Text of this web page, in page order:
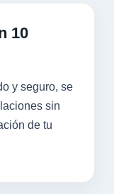
10
y seguro, se
sin
de tu